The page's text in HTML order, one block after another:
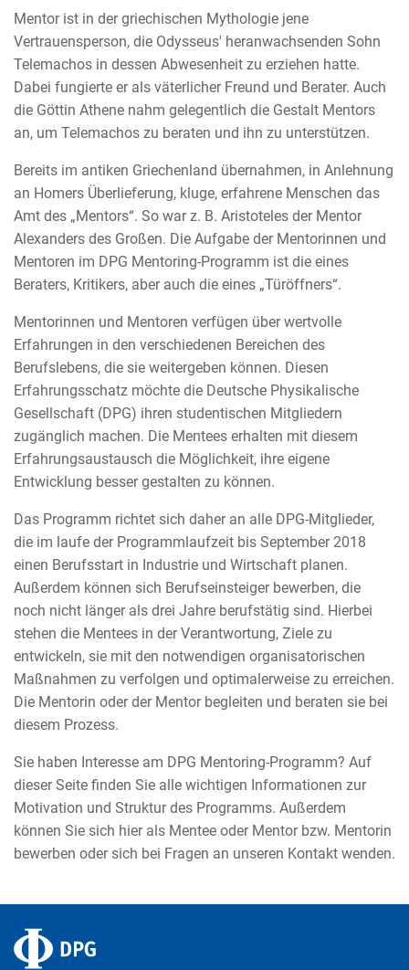
Mentor ist in der griechischen Mythologie jene
Vertrauensperson, die Odysseus' heranwachsenden Sohn
Telemachos in dessen Abwesenheit zu erziehen hatte.
Dabei fungierte er als väterlicher Freund und Berater. Auch
die Göttin Athene nahm gelegentlich die Gestalt Mentors
an, um Telemachos zu beraten und ihn zu unterstützen.
Bereits im antiken Griechenland übernahmen, in Anlehnung
an Homers Überlieferung, kluge, erfahrene Menschen das
Amt des „Mentors“. So war z. B. Aristoteles der Mentor
Alexanders des Großen. Die Aufgabe der Mentorinnen und
Mentoren im DPG Mentoring-Programm ist die eines
Beraters, Kritikers, aber auch die eines „Türöffners“.
Mentorinnen und Mentoren verfügen über wertvolle
Erfahrungen in den verschiedenen Bereichen des
Berufslebens, die sie weitergeben können. Diesen
Erfahrungsschatz möchte die Deutsche Physikalische
Gesellschaft (DPG) ihren studentischen Mitgliedern
zugänglich machen. Die Mentees erhalten mit diesem
Erfahrungsaustausch die Möglichkeit, ihre eigene
Entwicklung besser gestalten zu können.
Das Programm richtet sich daher an alle DPG-Mitglieder,
die im laufe der Programmlaufzeit bis September 2018
einen Berufsstart in Industrie und Wirtschaft planen.
Außerdem können sich Berufseinsteiger bewerben, die
noch nicht länger als drei Jahre berufstätig sind. Hierbei
stehen die Mentees in der Verantwortung, Ziele zu
entwickeln, sie mit den notwendigen organisatorischen
Maßnahmen zu verfolgen und optimalerweise zu erreichen.
Die Mentorin oder der Mentor begleiten und beraten sie bei
diesem Prozess.
Sie haben Interesse am DPG Mentoring-Programm? Auf
dieser Seite finden Sie alle wichtigen Informationen zur
Motivation und Struktur des Programms. Außerdem
können Sie sich hier als Mentee oder Mentor bzw. Mentorin
bewerben oder sich bei Fragen an unseren Kontakt wenden.